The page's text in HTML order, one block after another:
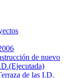
de nuevo
de las I.D.